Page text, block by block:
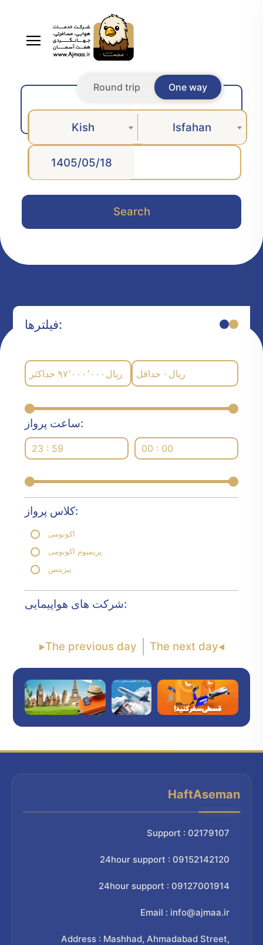
One way
Round trip
Kish Isfahan
Search
فیلترها:
حداکثر ۹۷٬۰۰۰٬۰۰۰ ریال حداقل ۰ ریال
ساعت پرواز:
23 : 59 00 : 00
کلاس پرواز:
اکونومی
پریمیوم اکونومی
بیزینس
شرکت های هواپیمایی:
The previous day The next day
HaftAseman
Support : 02179107
24hour support : 09152142120
24hour support : 09127001914
Email : info@ajmaa.ir
Address : Mashhad, Ahmadabad Street,